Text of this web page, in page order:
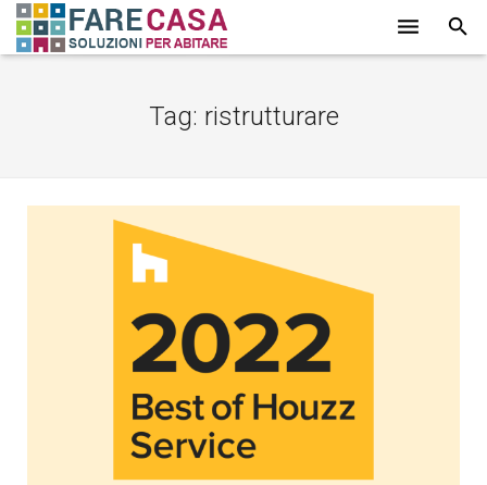
Tag: ristrutturare